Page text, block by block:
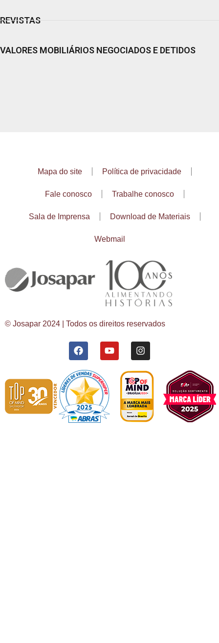
REVISTAS
VALORES MOBILIÁRIOS NEGOCIADOS E DETIDOS
Mapa do site Política de privacidade
Fale conosco Trabalhe conosco
Sala de Imprensa Download de Materiais
Webmail
© Josapar 2024 | Todos os direitos reservados